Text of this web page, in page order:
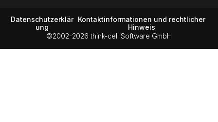
©2002-2026 think-cell Software GmbH
Datenschutzerklär
ung
Kontaktinformationen und rechtlicher
Hinweis